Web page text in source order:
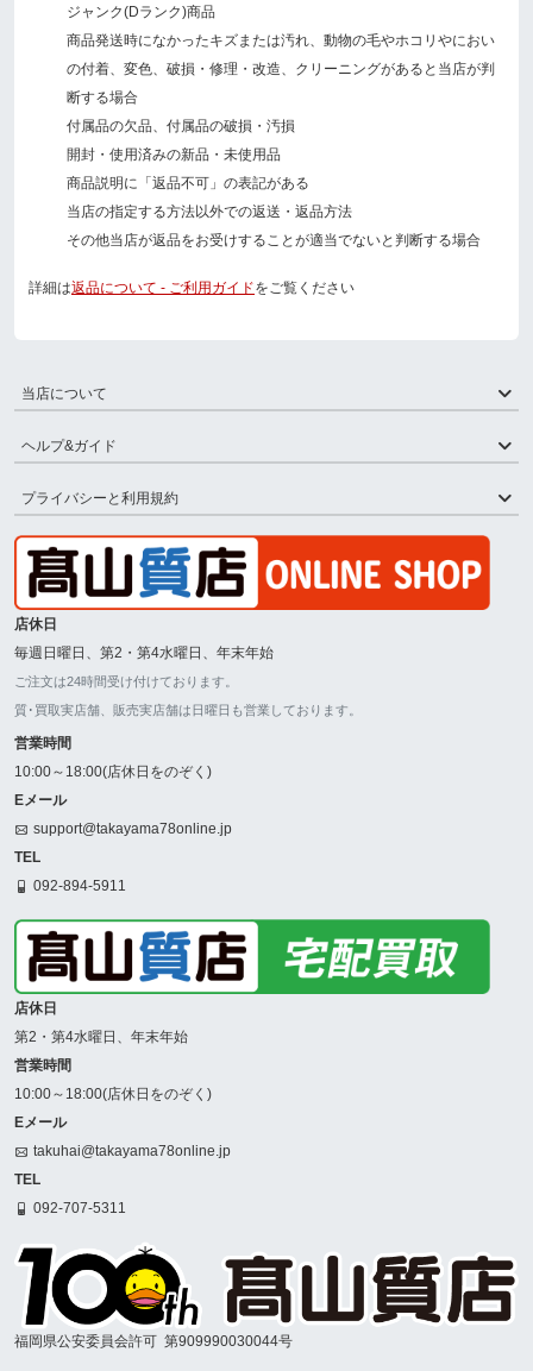
ジャンク(Dランク)商品
商品発送時になかったキズまたは汚れ、動物の毛やホコリやにおい
の付着、変色、破損・修理・改造、クリーニングがあると当店が判
断する場合
付属品の欠品、付属品の破損・汚損
開封・使用済みの新品・未使用品
商品説明に「返品不可」の表記がある
当店の指定する方法以外での返送・返品方法
その他当店が返品をお受けすることが適当でないと判断する場合
詳細は返品について - ご利用ガイドをご覧ください
当店について
ヘルプ&ガイド
プライバシーと利用規約
店休日
毎週日曜日、第2・第4水曜日、年末年始
ご注文は24時間受け付けております。
質･買取実店舗、販売実店舗は日曜日も営業しております。
営業時間
10:00～18:00(店休日をのぞく)
Eメール
support@takayama78online.jp
TEL
092-894-5911
店休日
第2・第4水曜日、年末年始
営業時間
10:00～18:00(店休日をのぞく)
Eメール
takuhai@takayama78online.jp
TEL
092-707-5311
福岡県公安委員会許可 第909990030044号